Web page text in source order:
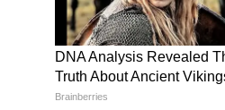
बोहो और आर्टसी वुडन
लकड़ी की गोल मोतियों
रोशनी मोतियों के बीच
कॉटन या मैक्रेमे डेकोर के